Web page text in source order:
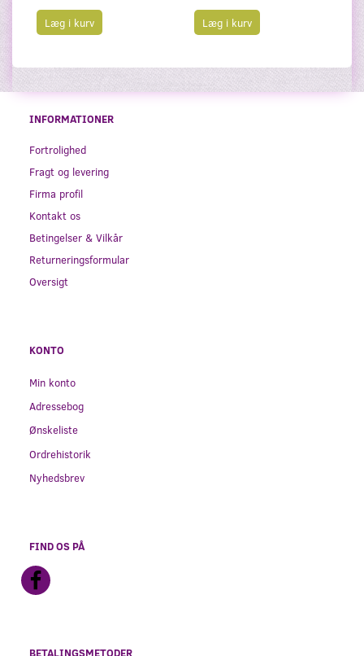
Læg i kurv Læg i kurv
INFORMATIONER
Fortrolighed
Fragt og levering
Firma profil
Kontakt os
Betingelser & Vilkår
Returneringsformular
Oversigt
KONTO
Min konto
Adressebog
Ønskeliste
Ordrehistorik
Nyhedsbrev
FIND OS PÅ
BETALINGSMETODER